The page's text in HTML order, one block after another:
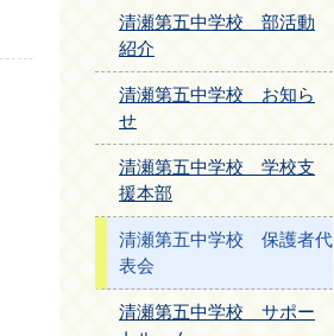
清瀬第五中学校 部活動
紹介
清瀬第五中学校 お知ら
せ
清瀬第五中学校 学校支
援本部
清瀬第五中学校 保護者代
表会
清瀬第五中学校 サポー